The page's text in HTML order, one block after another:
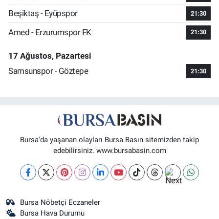
Beşiktaş - Eyüpspor 21:30
Amed - Erzurumspor FK 21:30
17 Ağustos, Pazartesi
Samsunspor - Göztepe
21:30
Bursa'da yaşanan olayları Bursa Basın sitemizden takip
edebilirsiniz. www.bursabasin.com
Bursa Nöbetçi Eczaneler
Bursa Hava Durumu